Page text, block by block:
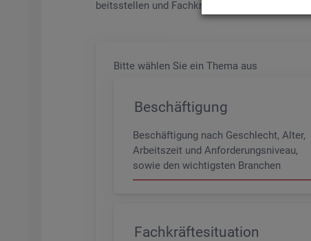
beits­stel­len und Fach­kräf­te­be­darf aller Be­ru­fe
Bitte wäh­len Sie ein Thema aus
Beschäftigung
Beschäftigung nach Geschlecht, Alter,
Arbeitszeit und Anforderungsniveau,
sowie den wichtigsten Branchen
Fachkräftesituation